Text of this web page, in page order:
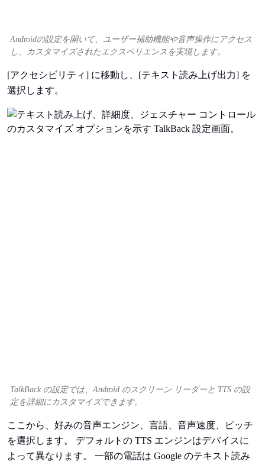
Androidの設定を開いて、ユーザー補助機能や音声操作にアクセス
し、カスタマイズされたエクスペリエンスを実現します。
[アクセシビリティ] に移動し、[テキスト読み上げ出力] を
選択します。
TalkBack の設定では、Android のスクリーン リーダーと TTS の設
定を詳細にカスタマイズできます。
ここから、好みの音声エンジン、言語、音声速度、ピッチ
を選択します。 デフォルトの TTS エンジンはデバイスに
よって異なります。 一部の電話は Google のテキスト読み